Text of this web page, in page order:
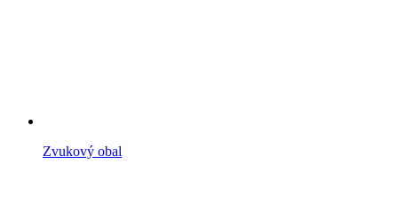
Zvukový obal